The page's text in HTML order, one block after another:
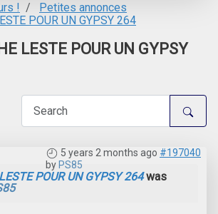
!
Petites annonces
POUR UN GYPSY 264
LESTE POUR UN GYPSY
5 years 2 months ago #197040
by PS85
POUR UN GYPSY 264was